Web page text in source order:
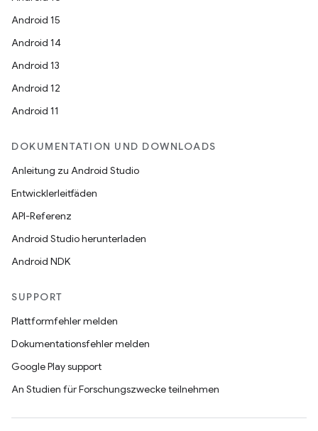
Android 15
Android 14
Android 13
Android 12
Android 11
DOKUMENTATION UND DOWNLOADS
Anleitung zu Android Studio
Entwicklerleitfäden
API-Referenz
Android Studio herunterladen
Android NDK
SUPPORT
Plattformfehler melden
Dokumentationsfehler melden
Google Play support
An Studien für Forschungszwecke teilnehmen